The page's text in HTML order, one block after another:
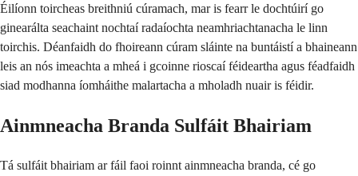
Éilíonn toircheas breithniú cúramach, mar is fearr le dochtúirí go
ginearálta seachaint nochtaí radaíochta neamhriachtanacha le linn
toirchis. Déanfaidh do fhoireann cúram sláinte na buntáistí a bhaineann
leis an nós imeachta a mheá i gcoinne rioscaí féideartha agus féadfaidh
siad modhanna íomháithe malartacha a mholadh nuair is féidir.
Ainmneacha Branda Sulfáit Bhairiam
Tá sulfáit bhairiam ar fáil faoi roinnt ainmneacha branda, cé go